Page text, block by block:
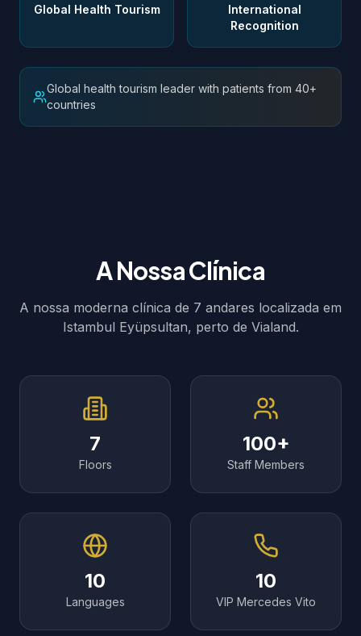
Global Health Tourism
International
Recognition
Global health tourism leader with patients from 40+
countries
A Nossa Clínica
A nossa moderna clínica de 7 andares localizada em
Istambul Eyüpsultan, perto de Vialand.
7
Floors
100+
Staff Members
10
Languages
10
VIP Mercedes Vito